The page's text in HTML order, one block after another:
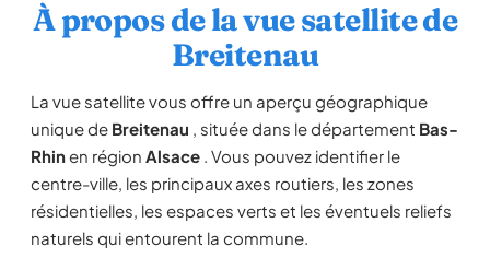
À propos de la vue satellite de
Breitenau
La vue satellite vous offre un aperçu géographique
unique de Breitenau , située dans le département Bas-
Rhinen région Alsace . Vous pouvez identifier le
centre-ville, les principaux axes routiers, les zones
résidentielles, les espaces verts et les éventuels reliefs
naturels qui entourent la commune.